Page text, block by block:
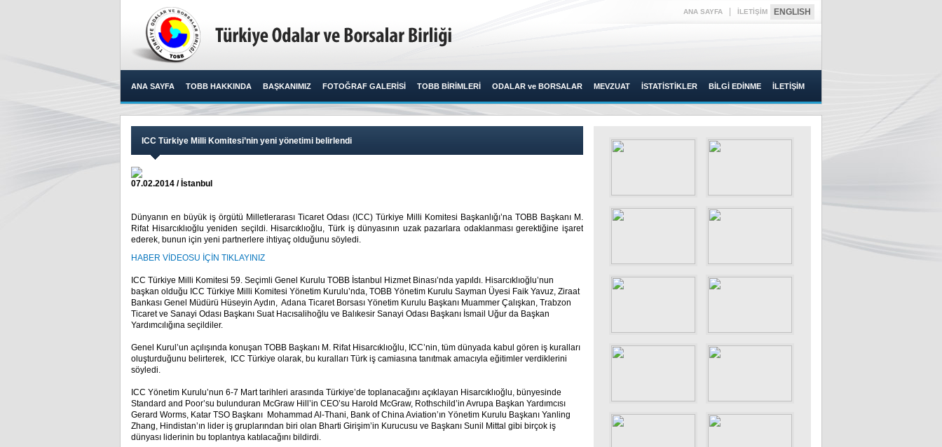
ANA SAYFA İLETİŞİM ENGLISH
ANA SAYFA TOBB HAKKINDA BAŞKANIMIZ FOTOĞRAF GALERİSİ TOBB BİRİMLERİ ODALAR ve BORSALAR MEVZUAT İSTATİSTİKLER BİLGİ EDİNME İLETİŞİM
ICC Türkiye Milli Komitesi’nin yeni yönetimi belirlendi
07.02.2014 / İstanbul
Dünyanın en büyük iş örgütü Milletlerarası Ticaret Odası (ICC) Türkiye Milli Komitesi Başkanlığı’na TOBB Başkanı M.
Rifat Hisarcıklıoğlu yeniden seçildi. Hisarcıklıoğlu, Türk iş dünyasının uzak pazarlara odaklanması gerektiğine işaret
ederek, bunun için yeni partnerlere ihtiyaç olduğunu söyledi.​
HABER VİDEOSU İÇİN TIKLAYINIZ
ICC Türkiye Milli Komitesi 59. Seçimli Genel Kurulu TOBB İstanbul Hizmet Binası’nda yapıldı. Hisarcıklıoğlu’nun
başkan olduğu ICC Türkiye Milli Komitesi Yönetim Kurulu’nda, TOBB Yönetim Kurulu Sayman Üyesi Faik Yavuz, Ziraat
Bankası Genel Müdürü Hüseyin Aydın, Adana Ticaret Borsası Yönetim Kurulu Başkanı Muammer Çalışkan, Trabzon
Ticaret ve Sanayi Odası Başkanı Suat Hacısalihoğlu ve Balıkesir Sanayi Odası Başkanı İsmail Uğur da Başkan
Yardımcılığına seçildiler.
Genel Kurul’un açılışında konuşan TOBB Başkanı M. Rifat Hisarcıklıoğlu, ICC’nin, tüm dünyada kabul gören iş kuralları
oluşturduğunu belirterek, ICC Türkiye olarak, bu kuralları Türk iş camiasına tanıtmak amacıyla eğitimler verdiklerini
söyledi.
ICC Yönetim Kurulu’nun 6-7 Mart tarihleri arasında Türkiye’de toplanacağını açıklayan Hisarcıklıoğlu, bünyesinde
Standard and Poor’su bulunduran McGraw Hill’in CEO’su Harold McGraw, Rothschild’in Avrupa Başkan Yardımcısı
Gerard Worms, Katar TSO Başkanı Mohammad Al-Thani, Bank of China Aviation’ın Yönetim Kurulu Başkanı Yanling
Zhang, Hindistan’ın lider iş gruplarından biri olan Bharti Girişim’in Kurucusu ve Başkanı Sunil Mittal gibi birçok iş
dünyası liderinin bu toplantıya katılacağını bildirdi.